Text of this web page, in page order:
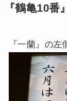
『鶴亀10
『一蘭』の